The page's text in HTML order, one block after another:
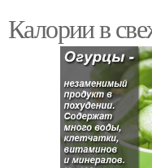
Калории в